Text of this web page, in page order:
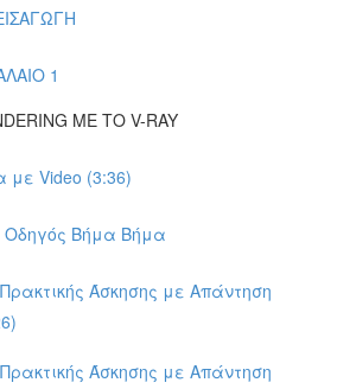
1
ΜΕ ΤΟ V-RAY
με Video (3:36)
Οδηγός Βήμα Βήμα
Άσκησης με Απάντηση
Άσκησης με Απάντηση